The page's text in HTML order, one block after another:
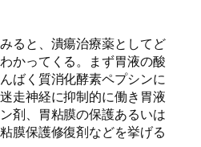
ると、潰瘍治療薬としてど
かってくる。まず胃液の酸
ばく質消化酵素ペプシンに
走神経に抑制的に働き胃液
剤、胃粘膜の保護あるいは
膜保護修復剤などを挙げる